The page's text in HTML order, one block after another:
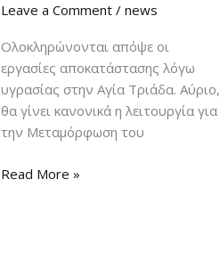
Leave a Comment /news
Ολοκληρώνονται απόψε οι
εργασίες αποκατάστασης λόγω
υγρασίας στην Αγία Τριάδα. Αύριο,
θα γίνει κανονικά η λειτουργία για
την Μεταμόρφωση του
Ολοκληρώνονται
Read More »